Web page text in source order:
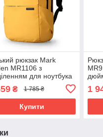
рюкзак Mark
MR1106 з
для ноутбука
₴ 1 785 ₴
Купити
1